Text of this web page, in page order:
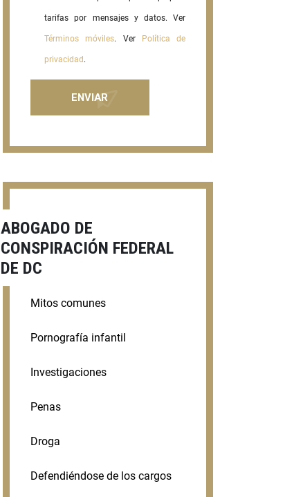
tarifas por mensajes y datos. Ver
Términos móviles. Ver Política de
privacidad .
ABOGADO DE
CONSPIRACIÓN FEDERAL
DE DC
Mitos comunes
Pornografía infantil
Investigaciones
Penas
Droga
Defendiéndose de los cargos